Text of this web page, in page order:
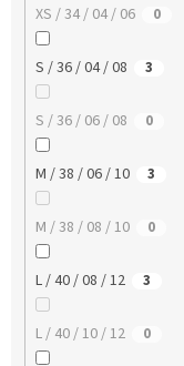
XS / 34 / 04 / 06 0
S / 36 / 04 / 08 3
S / 36 / 06 / 08 0
M / 38 / 06 / 10 3
M / 38 / 08 / 10 0
L / 40 / 08 / 12 3
L / 40 / 10 / 12 0